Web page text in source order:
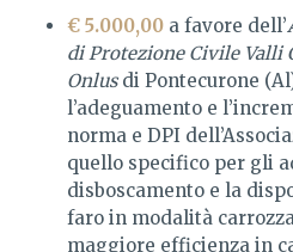
€ 5.000,00a favore dell’
di Protezione Civile Valli
Onlusdi Pontecurone
l’adeguamento e
norma e DPI
quello specifico per gli
disboscamento e la
faro in modalità
maggiore efficienza in